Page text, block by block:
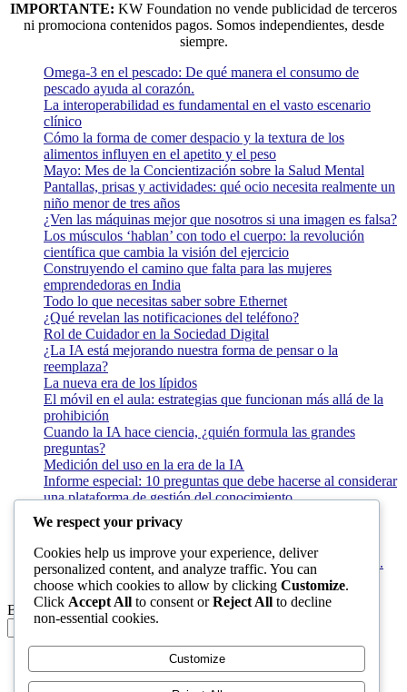
IMPORTANTE: KW Foundation no vende publicidad de terceros
ni promociona contenidos pagos. Somos independientes, desde
siempre.
Omega-3 en el pescado: De qué manera el consumo de
pescado ayuda al corazón.
La interoperabilidad es fundamental en el vasto escenario
clínico
Cómo la forma de comer despacio y la textura de los
alimentos influyen en el apetito y el peso
Mayo: Mes de la Concientización sobre la Salud Mental
Pantallas, prisas y actividades: qué ocio necesita realmente un
niño menor de tres años
¿Ven las máquinas mejor que nosotros si una imagen es falsa?
Los músculos ‘hablan’ con todo el cuerpo: la revolución
científica que cambia la visión del ejercicio
Construyendo el camino que falta para las mujeres
emprendedoras en India
Todo lo que necesitas saber sobre Ethernet
¿Qué revelan las notificaciones del teléfono?
Rol de Cuidador en la Sociedad Digital
¿La IA está mejorando nuestra forma de pensar o la
reemplaza?
La nueva era de los lípidos
El móvil en el aula: estrategias que funcionan más allá de la
prohibición
Cuando la IA hace ciencia, ¿quién formula las grandes
preguntas?
Medición del uso en la era de la IA
Informe especial: 10 preguntas que debe hacerse al considerar
una plataforma de gestión del conocimiento
¿Y si Tinder mostrara tu coeficiente intelectual?
La paradoja del piloto de IA: ¿Por qué crece
exponencialmente la complejidad de la IA empresarial?
Los organigramas de marketing se crearon para los canales.
La IA acaba de dejarlos obsoletos.
Buscar
Blog
We respect your privacy
Cookies help us improve your experience, deliver
personalized content, and analyze traffic. You can
choose which cookies to allow by clicking Customize.
Click Accept All to consent orReject All to decline
non-essential cookies.
Customize